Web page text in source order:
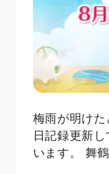
梅雨が明け
日記録更新
います。 舞